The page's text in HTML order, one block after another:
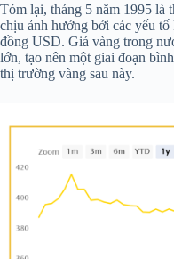
Tóm lại, tháng 5 năm 1995 là
chịu ảnh hưởng bởi các yếu
đồng USD. Giá vàng trong
lớn, tạo nên một giai đoạn
thị trường vàng sau này.